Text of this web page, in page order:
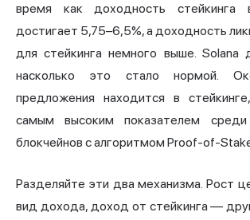
время как доходность стейкинга
достигает 5,75–6,5%, а доходность
для стейкинга немного выше. Solana
насколько это стало нормой.
предложения находится в
самым высоким показателем
блокчейнов с алгоритмом Proof-of-
Разделяйте эти два механизма. Рост
вид дохода, доход от стейкинга —